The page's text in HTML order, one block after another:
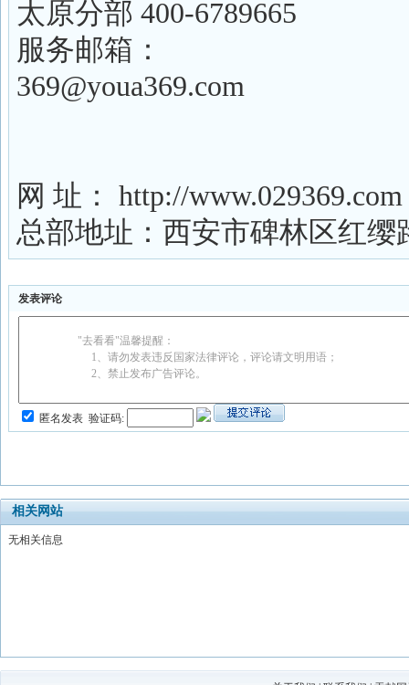
太原分部 400-6789665
服务邮箱：
369@youa369.com
网 址： http://www.029369.com
总部地址：西安市碑林区红缨
发表评论
"去看看"温馨提醒：
1、请勿发表违反国家法律评论，评论请文明用语；
2、禁止发布广告评论。
匿名发表 验证码:
相关网站
无相关信息